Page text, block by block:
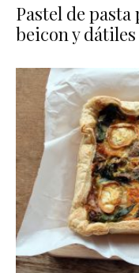
Pastel de
beicon y dátiles